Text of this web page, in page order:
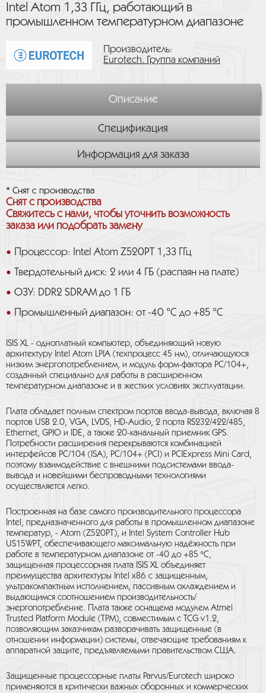
Intel Atom 1,33 ГГц, работающий в
промышленном температурном диапазоне
Производитель:
Eurotech. Группа компаний
Описание
Спецификация
Информация для заказа
* Снят с производства
Снят с производства
Свяжитесь с нами, чтобы уточнить возможность
заказа или подобрать замену
Процессор: Intel Atom Z520PT 1,33 ГГц
Твердотельный диск: 2 или 4 ГБ (распаян на плате)
ОЗУ: DDR2 SDRAM до 1 ГБ
Промышленный диапазон: от -40 °C до +85 °C
ISIS XL - одноплатный компьютер, объединяющий новую
архитектуру Intel Atom LPIA (техпроцесс 45 нм), отличающуюся
низким энергопотреблением, и модуль форм-фактора PC/104+,
созданный специально для работы в расширенном
температурном диапазоне и в жестких условиях эксплуатации.
Плата обладает полным спектром портов ввода-вывода, включая 8
портов USB 2.0, VGA, LVDS, HD-Audio, 2 порта RS232/422/485,
Ethernet, GPIO и IDE, а также 20-канальный приемник GPS.
Потребности расширения перекрываются комбинацией
интерфейсов PC/104 (ISA), PC/104+ (PCI) и PCIExpress Mini Card,
поэтому взаимодействие с внешними подсистемами ввода-
вывода и новейшими беспроводными технологиями
осуществляется легко.
Построенная на базе самого производительного процессора
Intel, предназначенного для работы в промышленном диапазоне
температур, - Atom (Z520PT), и Intel System Controller Hub
US15WPT, обеспечивающего максимальную надёжность при
работе в температурном диапазоне от -40 до +85 ºC,
защищенная процессорная плата ISIS XL объединяет
преимущества архитектуры Intel x86 с защищенным,
ультракомпактным исполнением, пассивным охлаждением и
выдающимся соотношением производительность/
энергопотребление. Плата также оснащема модулем Atmel
Trusted Platform Module (TPM), совместимым с TCG v1.2,
позволяющим заказчикам разворачивать защищенные (в
отношении информации) системы, отвечающие требованиям к
аппаратной защите, предъявляемыми правительством США.
Защищенные процессорные платы Parvus/Eurotech широко
применяются в критически важных оборонных и коммерческих